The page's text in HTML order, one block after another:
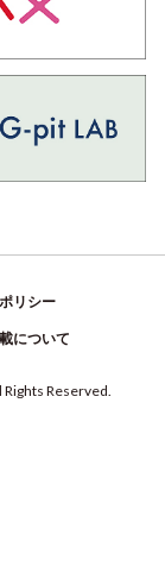
リシー
について
Rights Reserved.